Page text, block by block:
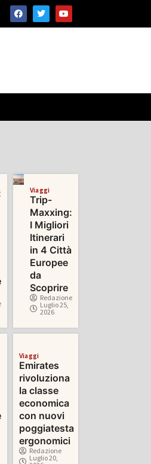
Viaggi
Trip-
Maxxing:
I Migliori
Itinerari
in 4 Città
Europee
da
Scoprire
Redazione
Luglio 25,
2026
Viaggi
Emirates
rivoluziona
la classe
economica
con nuovi
poggiatesta
ergonomici
Redazione
Luglio 20,